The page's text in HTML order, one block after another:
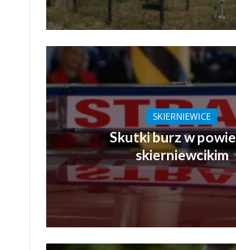
SKIERNIEWICE
Skutki burz w
skierniewcikim